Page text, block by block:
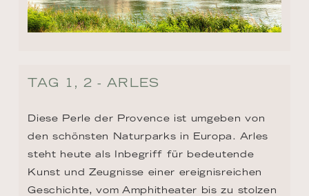
TAG 1, 2 - ARLES
Diese Perle der Provence ist umgeben von
den schönsten Naturparks in Europa. Arles
steht heute als Inbegriff für bedeutende
Kunst und Zeugnisse einer ereignisreichen
Geschichte, vom Amphitheater bis zu stolzen